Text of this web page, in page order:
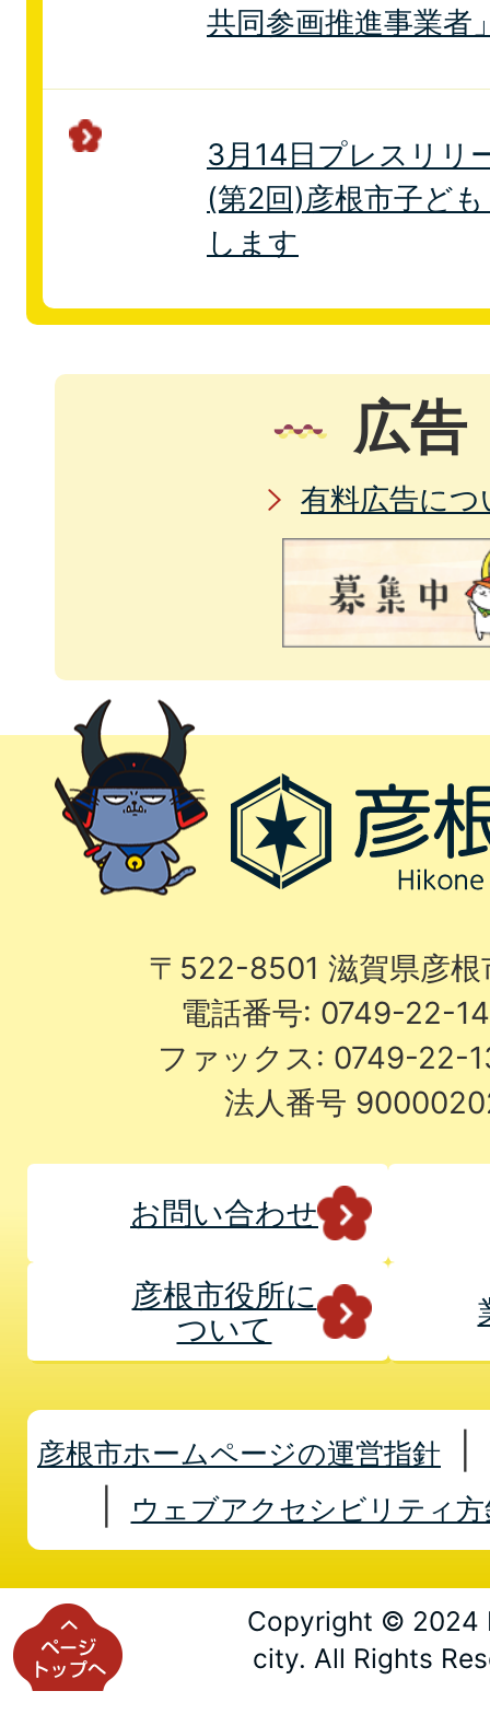
共同参画推進事業者
3月14日プレスリリ
(第2回)彦根市子ど
します
広告
有料広告につ
〒522-8501 滋賀県彦
電話番号: 0749-22-
ファックス: 0749-22-
法人番号
お問い合わせ
彦根市役所に
ついて
彦根市ホームページの運営指針
ウェブアクセシビリティ方
Copyright © 2024
city. All Rights